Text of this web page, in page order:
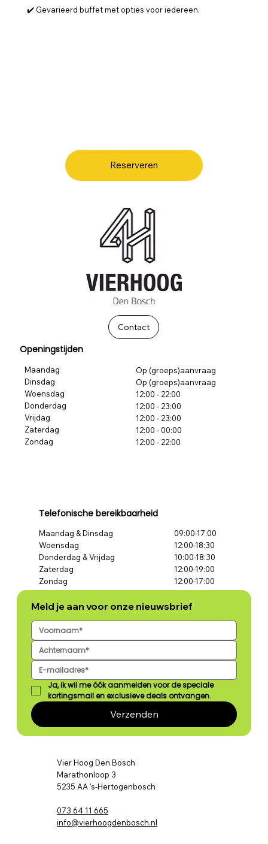
✔️ Gevarieerd buffet met opties voor iedereen.
Reserveren
Meld je aan voor onze nieuwsbrief
Ja, ik wil me óók aanmelden voor de speciale
kortingsmail en exclusieve deals ontvangen.
Verzenden
Openingstijden
Maandag
Dinsdag
Woensdag
Donderdag
Vrijdag
Zaterdag
Zondag
Op (groeps)aanvraag
Op (groeps)aanvraag
12:00 - 22:00
12:00 - 23:00
12:00 - 23:00
12:00 - 00:00
12:00 - 22:00
Telefonische bereikbaarheid
Maandag & Dinsdag
Woensdag
Donderdag & Vrijdag
Zaterdag
Zondag
09:00-17:00
12:00-18:30
10:00-18:30
12:00-19:00
12:00-17:00
Vier Hoog Den Bosch
Marathonloop 3
5235 AA 's-Hertogenbosch
073 64 11 665
info@vierhoogdenbosch.nl
Contact